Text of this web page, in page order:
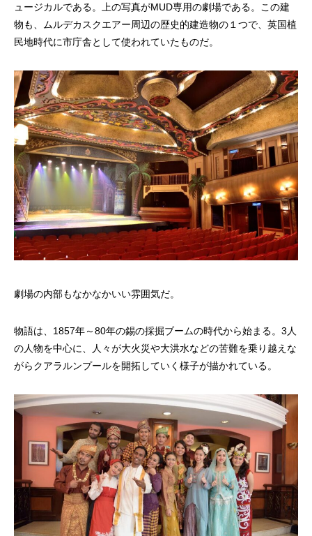
ュージカルである。上の写真がMUD専用の劇場である。この建
物も、ムルデカスクエアー周辺の歴史的建造物の１つで、英国植
民地時代に市庁舎として使われていたものだ。
劇場の内部もなかなかいい雰囲気だ。
物語は、1857年～80年の錫の採掘ブームの時代から始まる。3人
の人物を中心に、人々が大火災や大洪水などの苦難を乗り越えな
がらクアラルンプールを開拓していく様子が描かれている。